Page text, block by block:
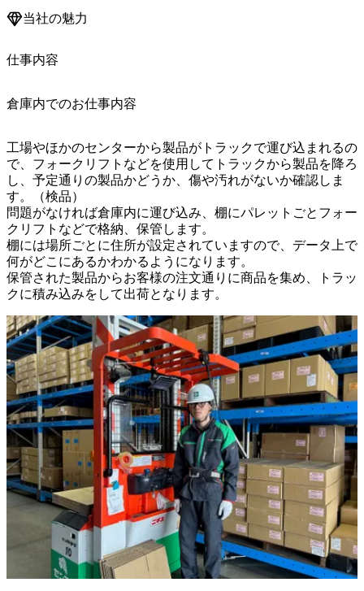
当社の魅力
仕事内容
倉庫内でのお仕事内容
工場やほかのセンターから製品がトラックで運び込まれるの
で、フォークリフトなどを使用してトラックから製品を降ろ
し、予定通りの製品かどうか、傷や汚れがないか確認しま
す。（検品）
問題がなければ倉庫内に運び込み、棚にパレットごとフォー
クリフトなどで格納、保管します。
棚には場所ごとに住所が設定されていますので、データ上で
何がどこにあるかわかるようになります。
保管された製品からお客様の注文通りに商品を集め、トラッ
クに積み込みをして出荷となります。